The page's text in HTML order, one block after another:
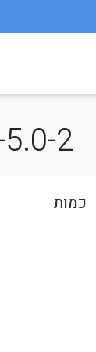
2
כמות